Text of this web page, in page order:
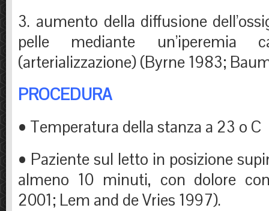
3. aumento della diffusione
pelle mediante un’iperemia
(arterializzazione) (Byrne 1983;
PROCEDURA
• Temperatura della stanza a 23 o C
• Paziente sul letto in posizione
almeno 10 minuti, con dolore
2001; Lem and de Vries 1997).